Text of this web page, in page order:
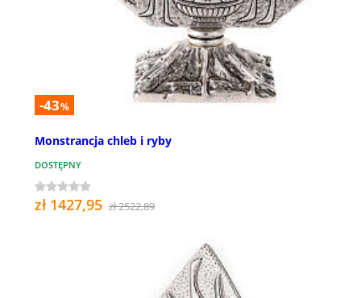
-43%
Monstrancja chleb i ryby
DOSTĘPNY
zł 1427,95 zł 2522,89